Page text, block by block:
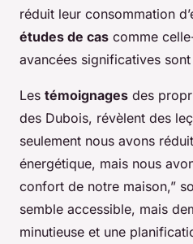
réduit leur consommation
études de cas comme
avancées significatives
Les témoignages des
des Dubois, révèlent des
seulement nous avons
énergétique, mais nous
confort de notre maison,”
semble accessible, mais
minutieuse et une